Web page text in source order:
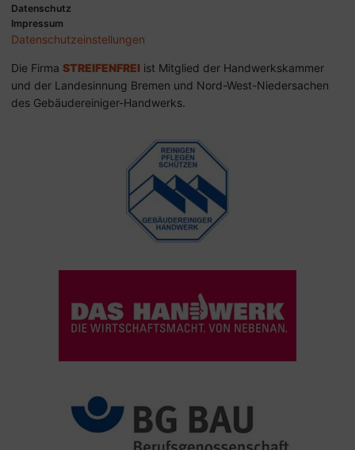
Datenschutz
Impressum
Datenschutz­einstellungen
Die Firma STREIFENFREI ist Mitglied der Handwerkskammer
und der Landesinnung Bremen und Nord-West-Niedersachen
des Gebäudereiniger-Handwerks.